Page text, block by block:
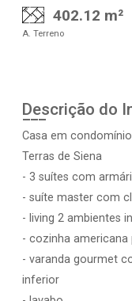
402.12 m²
A. Terreno
Descrição do
Casa em
Terras de Siena
- 3 suítes com
- suíte master com
- living 2 ambientes
- cozinha americana
- varanda gourmet
inferior